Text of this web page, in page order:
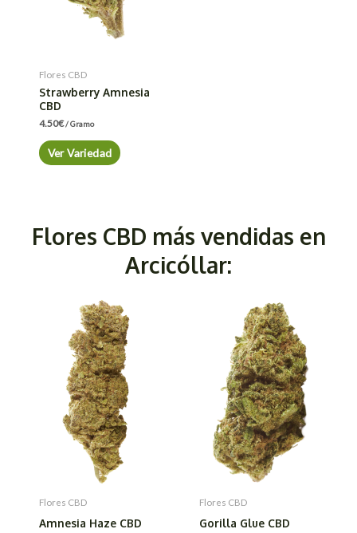
Flores CBD
Strawberry Amnesia
CBD
4.50€/ Gramo
Ver Variedad
Flores CBD más vendidas en
Arcicóllar:
Flores CBD
Amnesia Haze CBD
Flores CBD
Gorilla Glue CBD